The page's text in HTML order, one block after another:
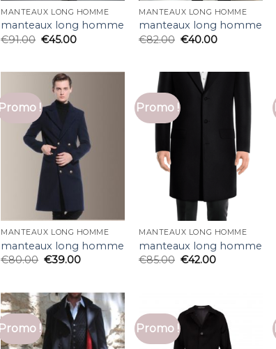
MANTEAUX LONG HOMME
manteaux long homme
€91.00 €45.00
MANTEAUX LONG HOMME
manteaux long homme
€82.00 €40.00
Promo !
MANTEAUX LONG HOMME
manteaux long homme
€80.00 €39.00
Promo !
MANTEAUX LONG HOMME
manteaux long homme
€85.00 €42.00
Promo ! Promo !